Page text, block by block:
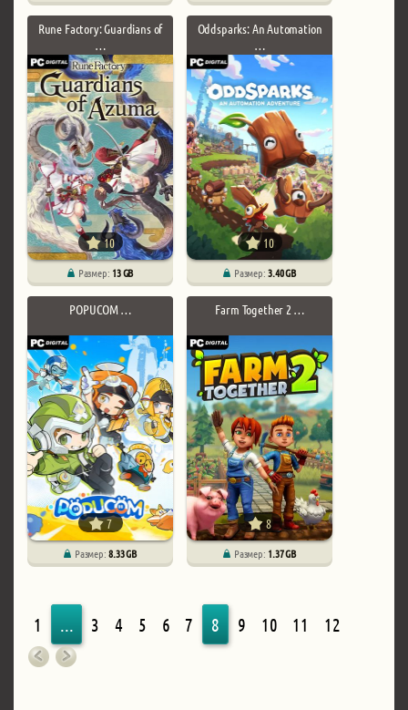
Rune Factory: Guardians of
…
10
Размер: 13 GB
Oddsparks: An Automation
…
10
Размер:3.40 GB
POPUCOM …
7
Размер:8.33 GB
Farm Together 2 …
8
Размер: 1.37 GB
1 ... 3 4 5 6 7 8 9 10 11 12